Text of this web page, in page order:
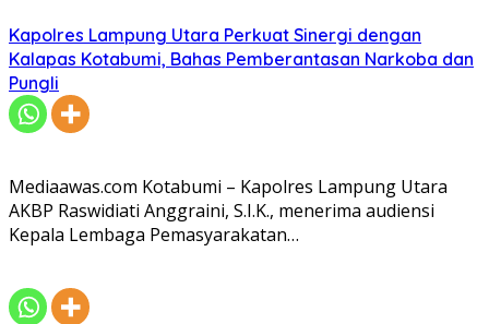
Kapolres Lampung Utara Perkuat Sinergi dengan
Kalapas Kotabumi, Bahas Pemberantasan Narkoba dan
Pungli
Mediaawas.com Kotabumi – Kapolres Lampung Utara
AKBP Raswidiati Anggraini, S.I.K., menerima audiensi
Kepala Lembaga Pemasyarakatan…